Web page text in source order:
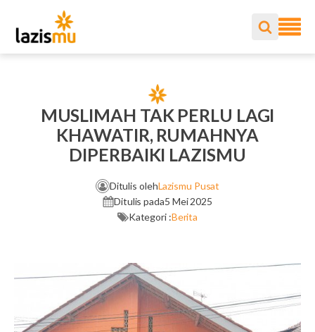
MUSLIMAH TAK PERLU LAGI
KHAWATIR, RUMAHNYA
DIPERBAIKI LAZISMU
Ditulis olehLazismu Pusat
Ditulis pada5 Mei 2025
Kategori :Berita